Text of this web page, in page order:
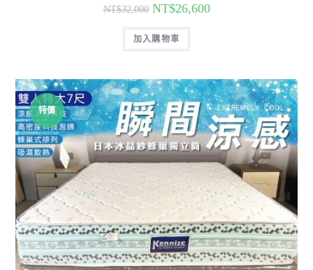
NT$32,000 NT$26,600
加入購物車
特價